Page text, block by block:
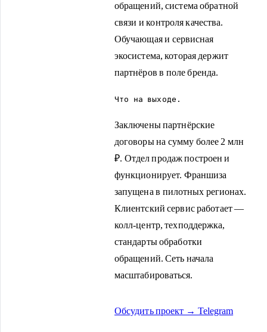
обращений, система обратной
связи и контроля качества.
Обучающая и сервисная
экосистема, которая держит
партнёров в поле бренда.
Что на выходе.
Заключены партнёрские
договоры на сумму более 2 млн
₽. Отдел продаж построен и
функционирует. Франшиза
запущена в пилотных регионах.
Клиентский сервис работает —
колл-центр, техподдержка,
стандарты обработки
обращений. Сеть начала
масштабироваться.
Обсудить проект → Telegram